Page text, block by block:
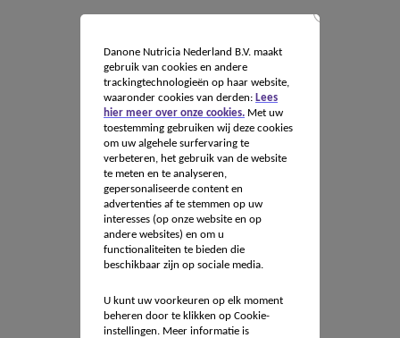
Danone Nutricia Nederland B.V. maakt
gebruik van cookies en andere
trackingtechnologieën op haar website,
waaronder cookies van derden: Lees
hier meer over onze cookies.Met uw
toestemming gebruiken wij deze cookies
om uw algehele surfervaring te
verbeteren, het gebruik van de website
te meten en te analyseren,
gepersonaliseerde content en
advertenties af te stemmen op uw
interesses (op onze website en op
andere websites) en om u
functionaliteiten te bieden die
beschikbaar zijn op sociale media.
U kunt uw voorkeuren op elk moment
beheren door te klikken op Cookie-
instellingen. Meer informatie is